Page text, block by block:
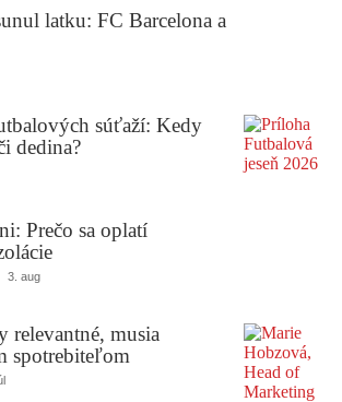
latku: FC Barcelona a
súťaží: Kedy
dedina?
Prečo sa oplatí
3. aug
relevantné, musia
spotrebiteľom